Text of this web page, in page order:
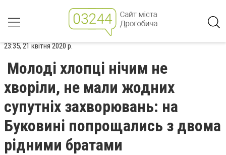
23:35, 21 квітня 2020 р.
Молоді хлопці нічим не
хворіли, не мали жодних
супутніх захворювань: на
Буковині попрощались з двома
рідними братами